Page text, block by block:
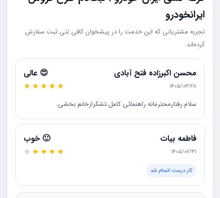
ایرانخودرو
تجربه مشتریانی که این خدمت را در پیشخوان کافی نتی ثبت سفارش
کرده‌اند.
محسن اکبرزاده فتح آبادی
۱۴۰۵/۰۳/۲۸
😍 عالی
★
★
★
★
★
سلام.رفتارمحترمانه.راهنمائی کامل.تشکرازخانم بخشی.
فاطمه بیات
۱۴۰۵/۰۲/۳۱
🙂 خوب
★
★
★
★
★
کار درست انجام شد